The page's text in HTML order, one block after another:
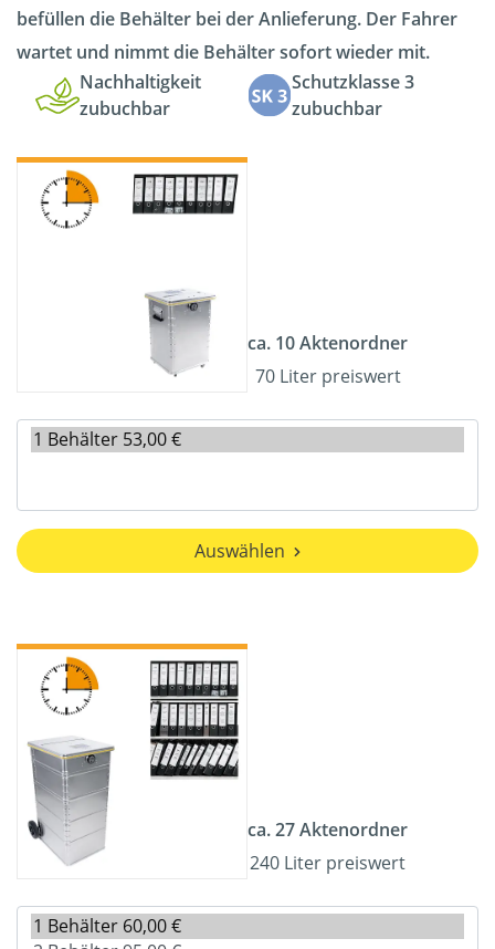
befüllen die Behälter bei der Anlieferung. Der Fahrer
wartet und nimmt die Behälter sofort wieder mit.
Nachhaltigkeit
zubuchbar
Schutzklasse 3
zubuchbar
ca. 10 Aktenordner
70 Liter preiswert
Auswählen
ca. 27 Aktenordner
240 Liter preiswert